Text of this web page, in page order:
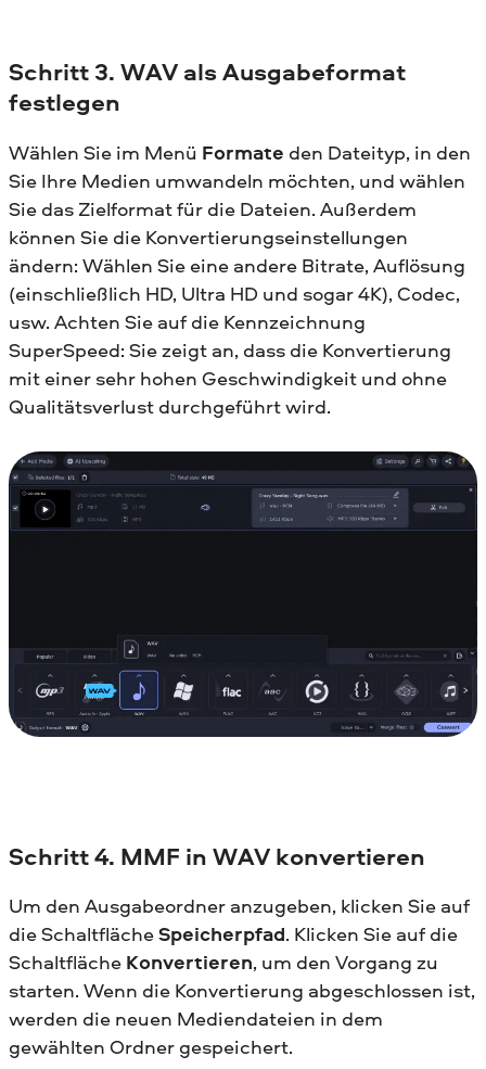
Schritt 3. WAV als Ausgabeformat
festlegen
Wählen Sie im Menü Formate den Dateityp, in den
Sie Ihre Medien umwandeln möchten, und wählen
Sie das Zielformat für die Dateien. Außerdem
können Sie die Konvertierungseinstellungen
ändern: Wählen Sie eine andere Bitrate, Auflösung
(einschließlich HD, Ultra HD und sogar 4K), Codec,
usw. Achten Sie auf die Kennzeichnung
SuperSpeed: Sie zeigt an, dass die Konvertierung
mit einer sehr hohen Geschwindigkeit und ohne
Qualitätsverlust durchgeführt wird.
Schritt 4. MMF in WAV konvertieren
Um den Ausgabeordner anzugeben, klicken Sie auf
die SchaltflächeSpeicherpfad. Klicken Sie auf die
Schaltfläche Konvertieren, um den Vorgang zu
starten. Wenn die Konvertierung abgeschlossen ist,
werden die neuen Mediendateien in dem
gewählten Ordner gespeichert.